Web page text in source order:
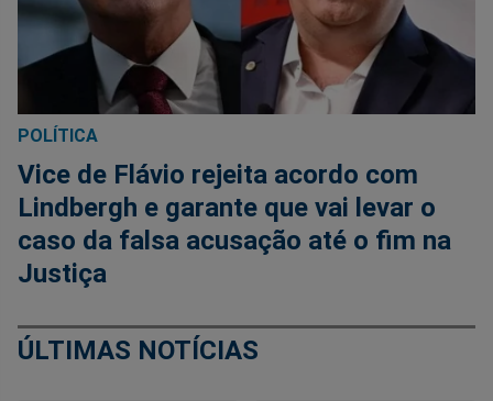
POLÍTICA
Vice de Flávio rejeita acordo com
Lindbergh e garante que vai levar o
caso da falsa acusação até o fim na
Justiça
ÚLTIMAS NOTÍCIAS